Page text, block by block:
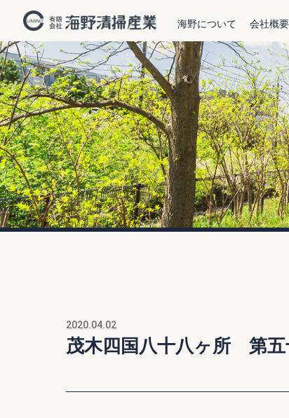
海野について 会社概要
2020.04.02
茂木四国八十八ヶ所 第五